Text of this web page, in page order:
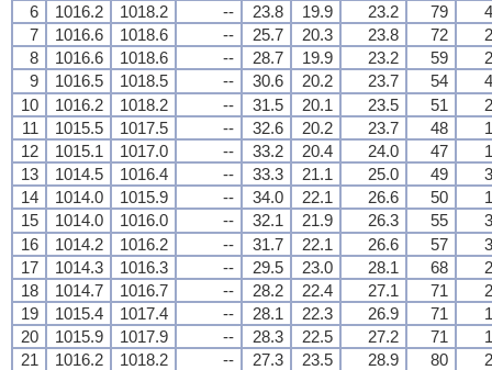
6
1016.2 1018.2 -- 23.8 19.9 23.2 79
7
1016.6 1018.6 -- 25.7 20.3 23.8 72
8
1016.6 1018.6 -- 28.7 19.9 23.2 59
9
1016.5 1018.5 -- 30.6 20.2 23.7 54
10
1016.2 1018.2 -- 31.5 20.1 23.5 51
11
1015.5 1017.5 -- 32.6 20.2 23.7 48
12
1015.1 1017.0 -- 33.2 20.4 24.0 47
13
1014.5 1016.4 -- 33.3 21.1 25.0 49
14
1014.0 1015.9 -- 34.0 22.1 26.6 50
15
1014.0 1016.0 -- 32.1 21.9 26.3 55
16
1014.2 1016.2 -- 31.7 22.1 26.6 57
17
1014.3 1016.3 -- 29.5 23.0 28.1 68
18
1014.7 1016.7 -- 28.2 22.4 27.1 71
19
1015.4 1017.4 -- 28.1 22.3 26.9 71
20
1015.9 1017.9 -- 28.3 22.5 27.2 71
21
1016.2 1018.2 -- 27.3 23.5 28.9 80